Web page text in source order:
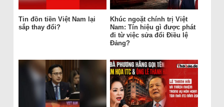
Tin đồn tiền Việt Nam lại
sắp thay đổi?
Khúc ngoặt chính trị Việt
Nam: Tín hiệu gì được phát
đi từ việc sửa đổi Điều lệ
Đảng?